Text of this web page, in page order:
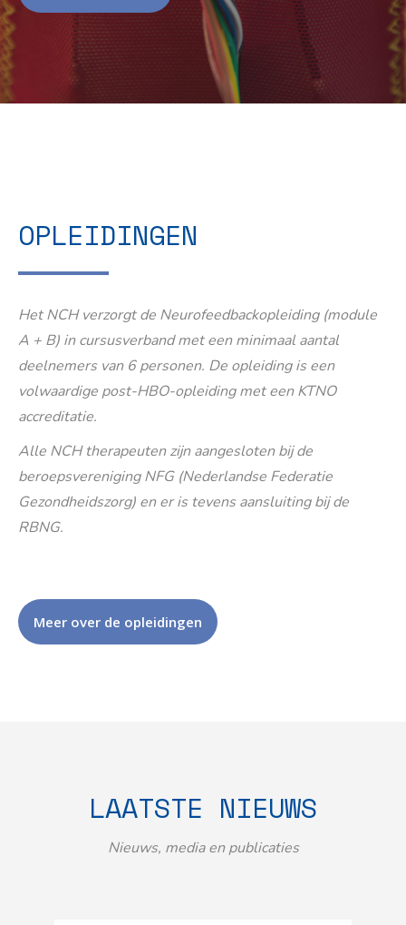
OPLEIDINGEN
Het NCH verzorgt de Neurofeedbackopleiding (module
A + B) in cursusverband met een minimaal aantal
deelnemers van 6 personen. De opleiding is een
volwaardige post-HBO-opleiding met een KTNO
accreditatie.
Alle NCH therapeuten zijn aangesloten bij de
beroepsvereniging NFG (Nederlandse Federatie
Gezondheidszorg) en er is tevens aansluiting bij de
RBNG.
Meer over de opleidingen
LAATSTE NIEUWS
Nieuws, media en publicaties